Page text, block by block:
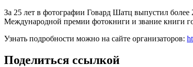
За 25 лет в фотографии Говард Шатц выпустил более
Международной премии фотокниги и звание книги
Узнать подробности можно на сайте организаторов:
Поделиться ссылкой